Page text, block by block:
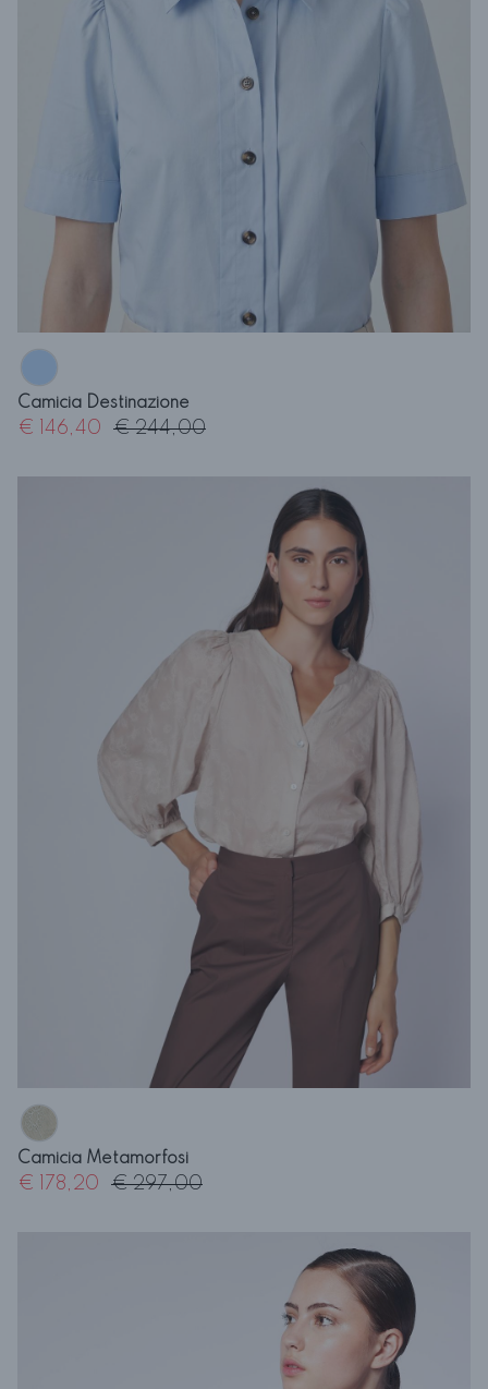
Camicia Destinazione
€ 146,40 € 244,00
Camicia Metamorfosi
€ 178,20 € 297,00